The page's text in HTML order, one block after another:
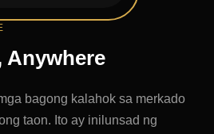
Anywhere
bagong kalahok sa merkado
taon. Ito ay inilunsad ng